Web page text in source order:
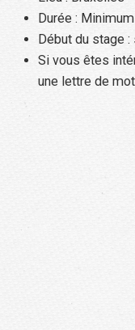
Durée :
Début du stage
Si vous êtes
une lettre de